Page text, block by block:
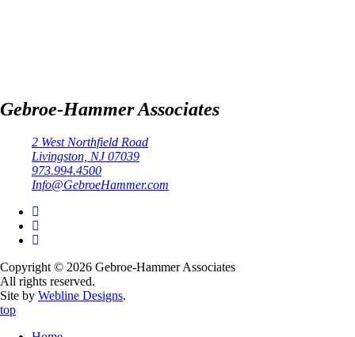
Gebroe-Hammer Associates
2 West Northfield Road
Livingston, NJ 07039
973.994.4500
Info@GebroeHammer.com
Copyright © 2026 Gebroe-Hammer Associates
All rights reserved.
Site by Webline Designs.
top